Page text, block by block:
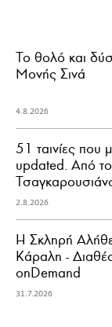
Το θολό και
Μονής Σινά
4.8.2026
51 ταινίες που
updated. Aπό
2.8.2026
Η Σκληρή
Κάραλη -
onDemand
31.7.2026